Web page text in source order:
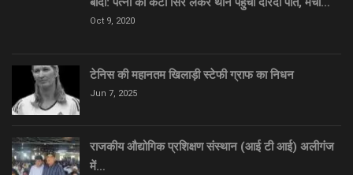
Oct 9, 2020
टेनिस की महानतम खिलाड़ी स्टेफी ग्राफ का निधन
Jun 7, 2025
राजकीय औद्योगिक प्रशिक्षण संस्थान (आई टी आई) अलीगंज
में…